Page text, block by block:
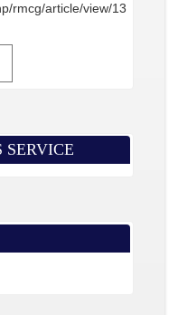
rmcg/article/view/13
SERVICE